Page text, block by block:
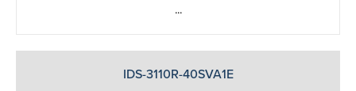
...
IDS-3110R-40SVA1E